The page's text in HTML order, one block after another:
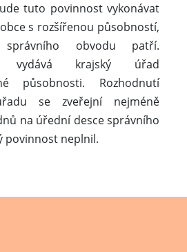
tuto povinnost vykonávat
s rozšířenou působností,
obvodu patří.
vydává krajský úřad
působnosti. Rozhodnutí
se zveřejní nejméně
na úřední desce správního
povinnost neplnil.